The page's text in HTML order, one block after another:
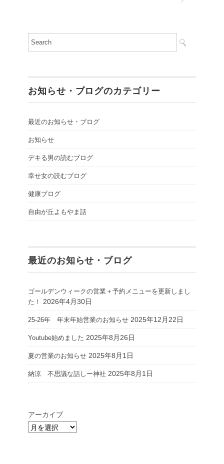
お知らせ・ブログのカテゴリー
最近のお知らせ・ブログ
お知らせ
デキる男の読むブログ
幸せ女の読むブログ
健康ブログ
自由が丘よもやま話
最近のお知らせ・ブログ
ゴールデンウィークの営業＋予約メニューを更新しまし
た！ 2026年4月30日
25-26年 年末年始営業のお知らせ 2025年12月22日
Youtube始めました 2025年8月26日
夏の営業のお知らせ 2025年8月1日
納涼 不思議な話しー神社 2025年8月1日
アーカイブ